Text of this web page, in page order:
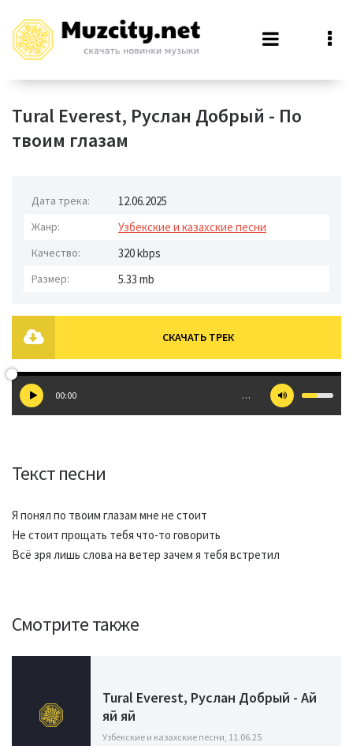
Tural Everest, Руслан Добрый - По
твоим глазам
Дата трека: 12.06.2025
Жанр: Узбекские и казахские песни
Качество: 320 kbps
Размер: 5.33 mb
СКАЧАТЬ ТРЕК
00:00 …
Текст песни
Я понял по твоим глазам мне не стоит
Не стоит прощать тебя что-то говорить
Всё зря лишь слова на ветер зачем я тебя встретил
Смотрите также
Tural Everest, Руслан Добрый - Ай
яй яй
Узбекские и казахские песни, 11.06.25